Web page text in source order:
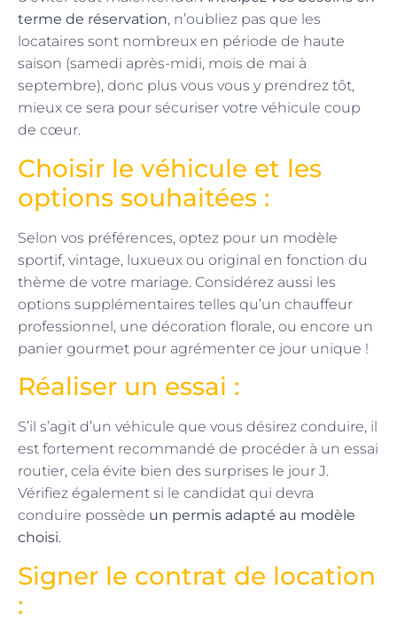
terme de réservation, n’oubliez pas que les
locataires sont nombreux en période de haute
saison (samedi après-midi, mois de mai à
septembre), donc plus vous vous y prendrez tôt,
mieux ce sera pour sécuriser votre véhicule coup
de cœur.
Choisir le véhicule et les
options souhaitées :
Selon vos préférences, optez pour un modèle
sportif, vintage, luxueux ou original en fonction du
thème de votre mariage. Considérez aussi les
options supplémentaires telles qu’un chauffeur
professionnel, une décoration florale, ou encore un
panier gourmet pour agrémenter ce jour unique !
Réaliser un essai :
S’il s’agit d’un véhicule que vous désirez conduire, il
est fortement recommandé de procéder à un essai
routier, cela évite bien des surprises le jour J.
Vérifiez également si le candidat qui devra
conduire possède un permis adapté au modèle
choisi.
Signer le contrat de location
: